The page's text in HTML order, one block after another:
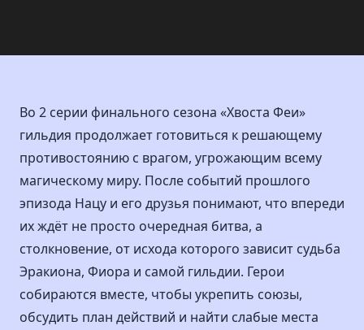
Во 2 серии финального сезона «Хвоста Феи»
гильдия продолжает готовиться к решающему
противостоянию с врагом, угрожающим всему
магическому миру. После событий прошлого
эпизода Нацу и его друзья понимают, что впереди
их ждёт не просто очередная битва, а
столкновение, от исхода которого зависит судьба
Эракиона, Фиора и самой гильдии. Герои
собираются вместе, чтобы укрепить союзы,
обсудить план действий и найти слабые места